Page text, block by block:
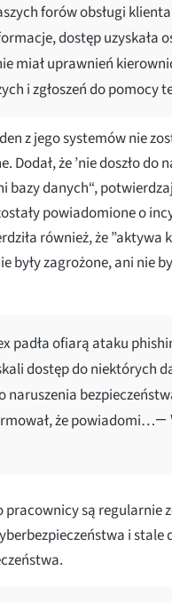
forów obsługi
dostęp uzyskała
miał uprawnień
i zgłoszeń do pomocy
z jego systemów nie
że ’nie doszło do
danych“,
powiadomione o
również, że ”aktywa
zagrożone, ani nie
padła ofiarą ataku
dostęp do niektórych
naruszenia
że powiadomi…—
pracownicy są regularnie
i stale